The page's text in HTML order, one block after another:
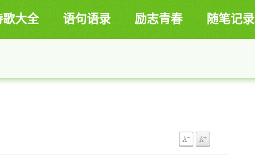
歌大全 语句语录 励志青春 随笔记录